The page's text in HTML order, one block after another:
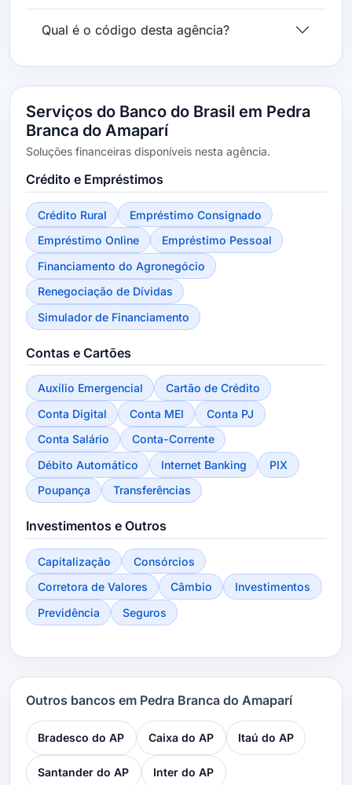
Qual é o código desta agência?
Serviços do Banco do Brasil em Pedra
Branca do Amaparí
Soluções financeiras disponíveis nesta agência.
Crédito e Empréstimos
Crédito Rural
Empréstimo Consignado
Empréstimo Online
Empréstimo Pessoal
Financiamento do Agronegócio
Renegociação de Dívidas
Simulador de Financiamento
Contas e Cartões
Auxílio Emergencial
Cartão de Crédito
Conta Digital
Conta MEI
Conta PJ
Conta Salário
Conta-Corrente
Débito Automático
Internet Banking
PIX
Poupança
Transferências
Investimentos e Outros
Capitalização
Consórcios
Corretora de Valores
Câmbio
Investimentos
Previdência
Seguros
Outros bancos em Pedra Branca do Amaparí
Bradesco do AP Caixa do AP Itaú do AP
Santander do AP Inter do AP